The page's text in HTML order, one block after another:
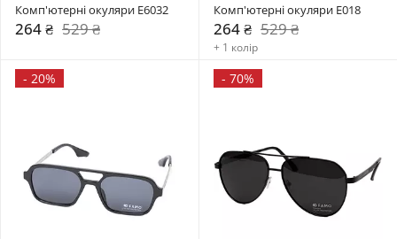
Комп'ютерні окуляри E6032
264 ₴ 529 ₴
Комп'ютерні окуляри E018
264 ₴ 529 ₴
+ 1 колір
- 20% - 70%